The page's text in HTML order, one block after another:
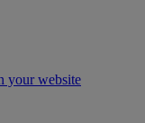
your website